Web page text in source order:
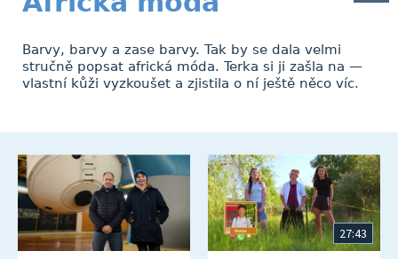
Barvy, barvy a zase barvy. Tak by se dala velmi
stručně popsat africká móda. Terka si ji zašla na —
vlastní kůži vyzkoušet a zjistila o ní ještě něco víc.
27:43